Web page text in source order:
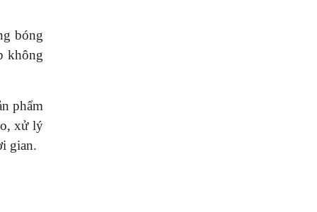
bóng
không
phẩm
xử lý
gian.